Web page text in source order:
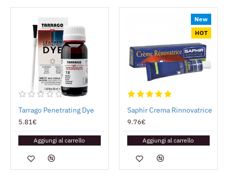
Tarrago Penetrating Dye
5.81€
Aggiungi al carrello
New
HOT
Saphir Crema Rinnovatrice
9.76€
Aggiungi al carrello